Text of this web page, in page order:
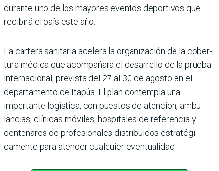
durante uno de los mayores eventos deportivos que
recibirá el país este año.
La cartera sanitaria acelera la organización de la cober­
tura médica que acom­pañará el desarrollo de la prueba
internacional, pre­vista del 27 al 30 de agosto en el
departamento de Ita­púa. El plan contempla una
importante logística, con puestos de atención, ambu­
lancias, clínicas móviles, hospitales de referencia y
centenares de profesiona­les distribuidos estratégi­
camente para atender cual­quier eventualidad.